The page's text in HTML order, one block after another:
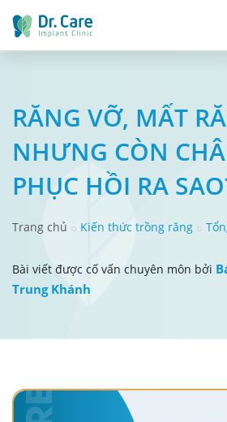
RĂNG VỠ, MẤT
NHƯNG CÒN
PHỤC HỒI RA
Trang chủ Kiến thức trồng răng
Bài viết được cố vấn chuyên môn bởi
Trung Khánh